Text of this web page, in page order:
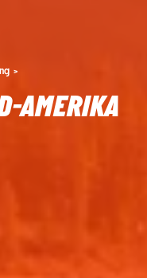
AMERIKA